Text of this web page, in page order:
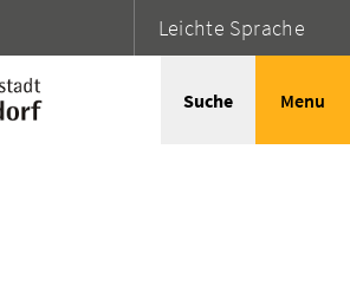
Leichte Sprache
Suche Menu